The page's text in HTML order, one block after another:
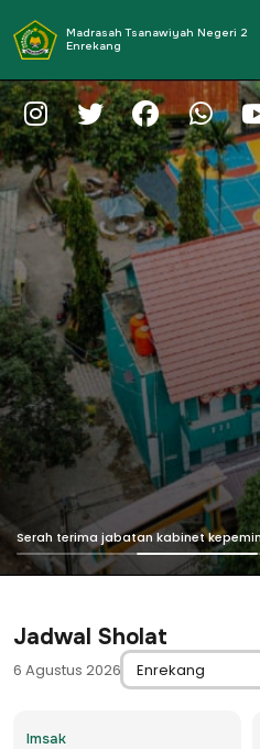
Madrasah Tsanawiyah Negeri 2
Enrekang
Jadwal Sholat
6 Agustus 2026
Imsak